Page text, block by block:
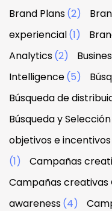
Brand Plans(2)
experiencial(1)
Analytics(2)
Intelligence(5)
Búsqueda de
Búsqueda y Selección
objetivos e incentivos
(1)
Campañas
Campañas creativas
awareness(4)